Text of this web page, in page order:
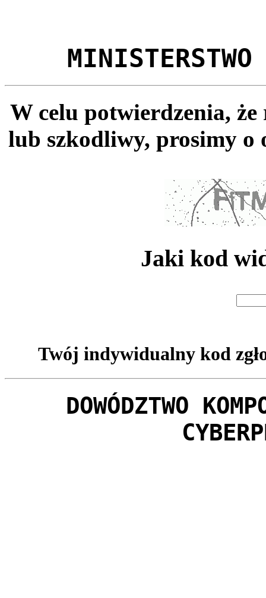
MINISTERSTWO
W celu potwierdzenia,
lub szkodliwy, prosimy o
Jaki kod
Twój indywidualny kod
DOWÓDZTWO